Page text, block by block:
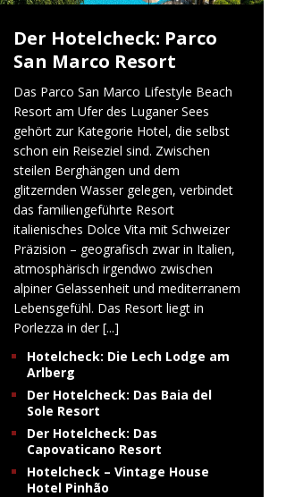
Der Hotelcheck: Parco
San Marco Resort
Das Parco San Marco Lifestyle Beach
Resort am Ufer des Luganer Sees
gehört zur Kategorie Hotel, die selbst
schon ein Reiseziel sind. Zwischen
steilen Berghängen und dem
glitzernden Wasser gelegen, verbindet
das familiengeführte Resort
italienisches Dolce Vita mit Schweizer
Präzision – geografisch zwar in Italien,
atmosphärisch irgendwo zwischen
alpiner Gelassenheit und mediterranem
Lebensgefühl. Das Resort liegt in
Porlezza in der[...]
Hotelcheck: Die Lech Lodge am
Arlberg
Der Hotelcheck: Das Baia del
Sole Resort
Der Hotelcheck: Das
Capovaticano Resort
Hotelcheck – Vintage House
Hotel Pinhão